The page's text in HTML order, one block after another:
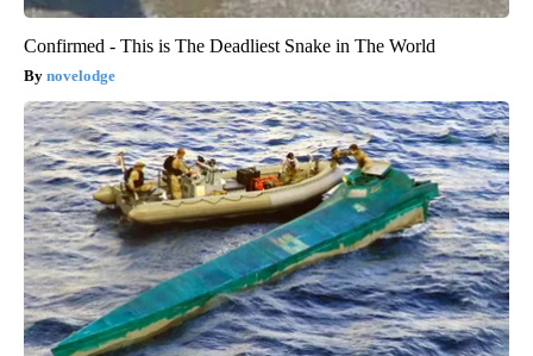
Confirmed - This is The Deadliest Snake in The World
novelodge